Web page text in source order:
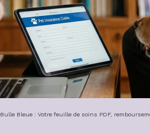
Bulle Bleue : Votre feuille de soins PDF,